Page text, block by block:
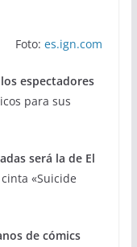
Foto:es.ign.com
espectadores
para sus
será la de El
«Suicide
de cómics